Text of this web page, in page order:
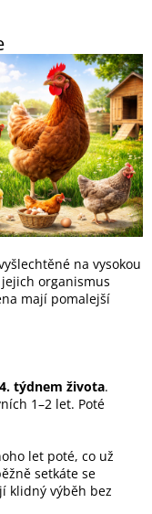
na vysokou
organismus
mají pomalejší
týdnem života.
1–2 let. Poté
let poté, co už
setkáte se
klidný výběh bez